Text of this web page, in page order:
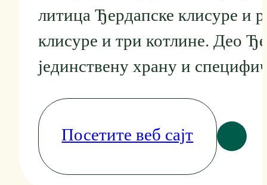
литица Ђердапске клисуре и
клисуре и три котлине. Део
јединствену храну и
Посетите веб сајт